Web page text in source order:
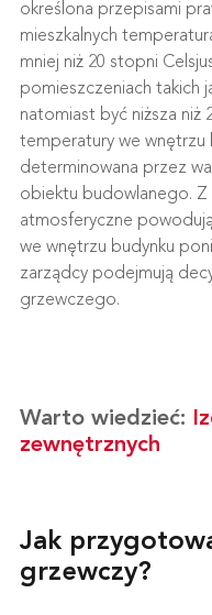
określona przepisami
mieszkalnych
mniej niż 20 stopni
pomieszczeniach takich
natomiast być niższa niż
temperatury we wnętrzu
determinowana przez
obiektu budowlanego. Z
atmosferyczne
we wnętrzu budynku
zarządcy podejmują
grzewczego.
Warto wiedzieć:
zewnętrznych
Jak
grzewczy?